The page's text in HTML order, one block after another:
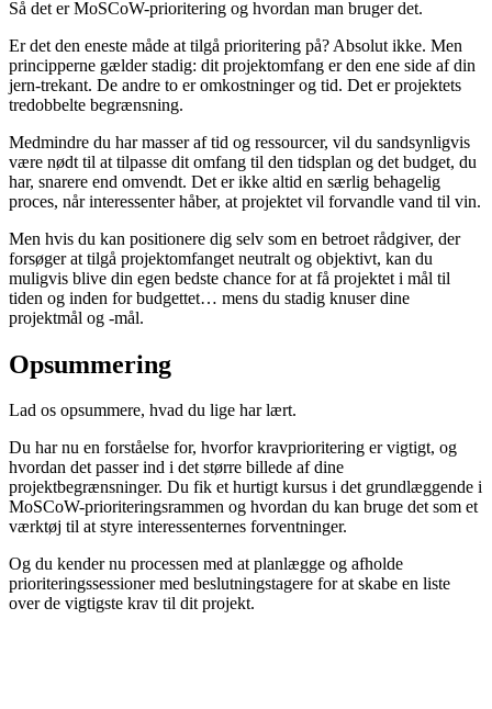
Så det er MoSCoW-prioritering og hvordan man bruger det.
Er det den eneste måde at tilgå prioritering på? Absolut ikke. Men
principperne gælder stadig: dit projektomfang er den ene side af din
jern-trekant. De andre to er omkostninger og tid. Det er projektets
tredobbelte begrænsning.
Medmindre du har masser af tid og ressourcer, vil du sandsynligvis
være nødt til at tilpasse dit omfang til den tidsplan og det budget, du
har, snarere end omvendt. Det er ikke altid en særlig behagelig
proces, når interessenter håber, at projektet vil forvandle vand til vin.
Men hvis du kan positionere dig selv som en betroet rådgiver, der
forsøger at tilgå projektomfanget neutralt og objektivt, kan du
muligvis blive din egen bedste chance for at få projektet i mål til
tiden og inden for budgettet… mens du stadig knuser dine
projektmål og -mål.
Opsummering
Lad os opsummere, hvad du lige har lært.
Du har nu en forståelse for, hvorfor kravprioritering er vigtigt, og
hvordan det passer ind i det større billede af dine
projektbegrænsninger. Du fik et hurtigt kursus i det grundlæggende i
MoSCoW-prioriteringsrammen og hvordan du kan bruge det som et
værktøj til at styre interessenternes forventninger.
Og du kender nu processen med at planlægge og afholde
prioriteringssessioner med beslutningstagere for at skabe en liste
over de vigtigste krav til dit projekt.